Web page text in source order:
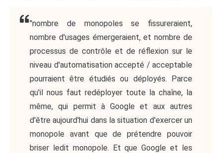
"nombre de monopoles se fissureraient,
nombre d'usages émergeraient, et nombre de
processus de contrôle et de réflexion sur le
niveau d'automatisation accepté / acceptable
pourraient être étudiés ou déployés. Parce
qu'il nous faut redéployer toute la chaîne, la
même, qui permit à Google et aux autres
d'être aujourd'hui dans la situation d'exercer un
monopole avant que de prétendre pouvoir
briser ledit monopole. Et que Google et les